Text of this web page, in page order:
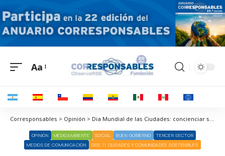
Aa
Corresponsables > Opinión > Dia Mundial de las Ciudades: concienciar sobre el desarrollo urbano sostenible
OPINIÓN MEDIOAMBIENTE SOCIAL BUEN GOBIERNO
TERCER SECTOR
MEDIOS DE COMUNICACIÓN
ODS 11 CIUDADES Y COMUNIDADES SOSTENIBLES